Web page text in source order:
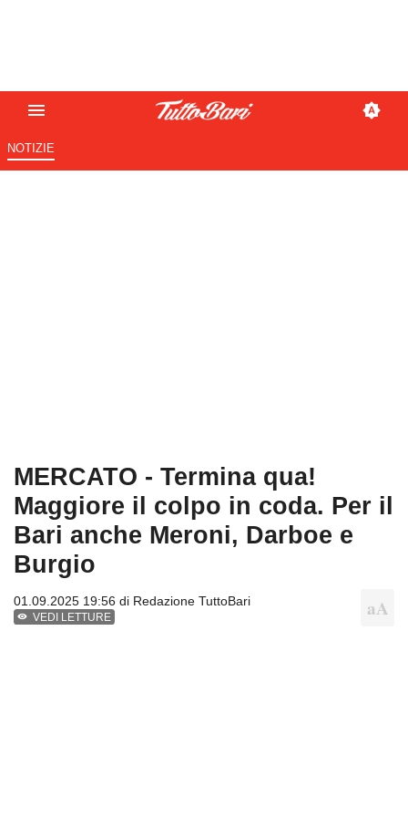
NOTIZIE
MERCATO - Termina qua!
Maggiore il colpo in coda. Per il
Bari anche Meroni, Darboe e
Burgio
01.09.2025 19:56 di Redazione TuttoBari
VEDI LETTURE